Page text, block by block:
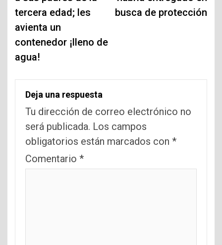
tercera edad; les
avienta un
contenedor ¡lleno de
agua!
busca de protección
Deja una respuesta
Tu dirección de correo electrónico no
será publicada. Los campos
obligatorios están marcados con *
Comentario *